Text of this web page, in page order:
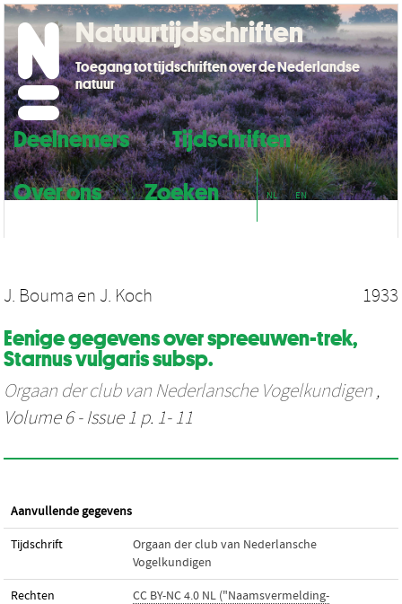
Deelnemers
Tijdschriften
Over ons
Zoeken NL EN
Natuurtijdschriften
Toegang tot tijdschriften over de Nederlandse
natuur
J. Bouma en J. Koch 1933
Eenige gegevens over spreeuwen-trek,
Starnus vulgaris subsp.
Orgaan der club van Nederlansche Vogelkundigen ,
Volume 6 - Issue 1 p. 1- 11
Aanvullende gegevens
Tijdschrift
Orgaan der club van Nederlansche
Vogelkundigen
Rechten
CC BY-NC 4.0 NL ("Naamsvermelding-